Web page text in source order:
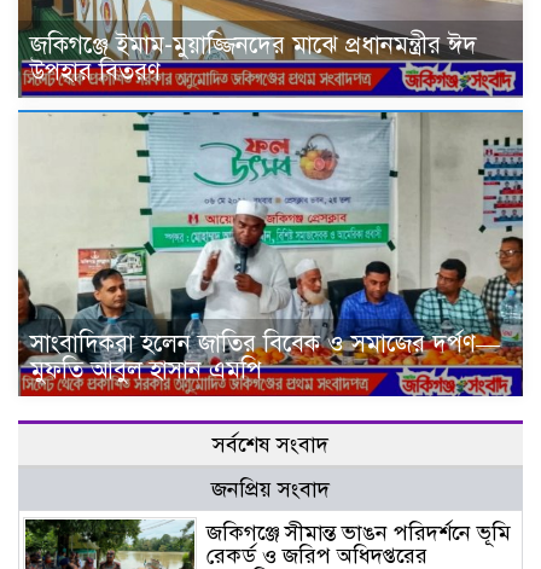
জকিগঞ্জে ইমাম-মুয়াজ্জিনদের মাঝে প্রধানমন্ত্রীর ঈদ
উপহার বিতরণ
সাংবাদিকরা হলেন জাতির বিবেক ও সমাজের দর্পণ—
মুফতি আবুল হাসান এমপি
সর্বশেষ সংবাদ
জনপ্রিয় সংবাদ
জকিগঞ্জে সীমান্ত ভাঙন পরিদর্শনে ভূমি
রেকর্ড ও জরিপ অধিদপ্তরের